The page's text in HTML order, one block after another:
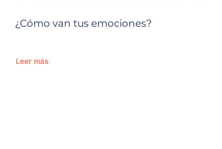
¿Cómo van tus emociones?
Leer más